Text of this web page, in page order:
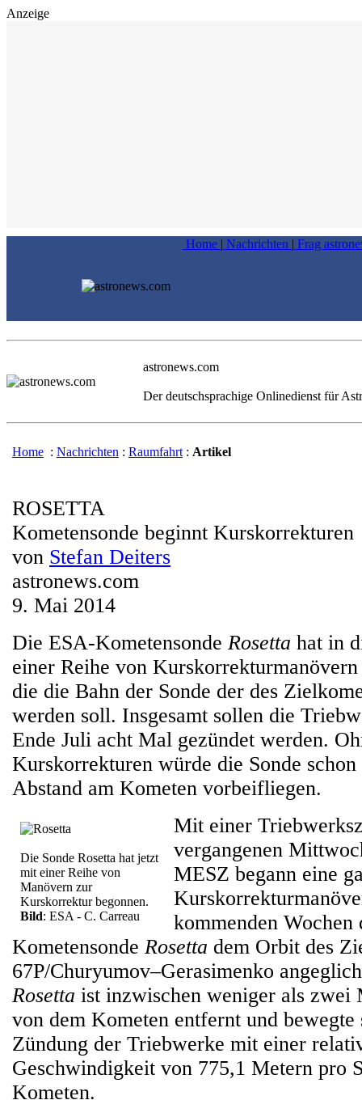
Anzeige
Home | Nachrichten | Frag
astronews.com
Der deutschsprachige Onlinedienst für
Home : Nachrichten : Raumfahrt : Artikel
ROSETTA
Kometensonde beginnt Kurskorrekturen
von Stefan Deiters
astronews.com
9. Mai 2014
Die ESA-Kometensonde Rosetta hat in
einer Reihe von
die die Bahn der Sonde der des
werden soll. Insgesamt sollen die
Ende Juli acht Mal gezündet werden.
Kurskorrekturen würde die Sonde
Abstand am Kometen vorbeifliegen.
Die Sonde Rosetta hat jetzt
mit einer Reihe von
Manövern zur
Kurskorrektur begonnen.
Bild: ESA - C. Carreau
Mit einer
vergangenen
MESZ begann eine
kommenden
Kometensonde Rosetta dem Orbit des
67P/Churyumov–Gerasimenko
Rosetta ist inzwischen weniger als
von dem Kometen entfernt und
Zündung der Triebwerke mit einer
Geschwindigkeit von 775,1 Metern pro
Kometen.